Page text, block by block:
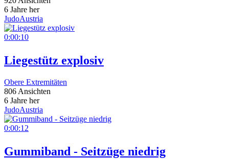
6 Jahre her
JudoAustria
0:00:10
Liegestütz explosiv
Obere Extremitäten
806 Ansichten
6 Jahre her
JudoAustria
0:00:12
Gummiband - Seitzüge niedrig